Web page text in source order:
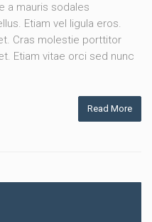
a mauris sodales
Etiam vel ligula eros.
Cras molestie porttitor
Etiam vitae orci sed nunc
Read More